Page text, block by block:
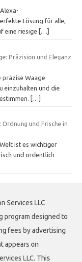
Lösung für alle,
eine riesige
[…]
Präzision und Eleganz
präzise Waage
einzuhalten und die
[…]
und Frische in
ist es wichtiger
und ordentlich
Services LLC
program designed to
fees by advertising
appears on
LLC. This